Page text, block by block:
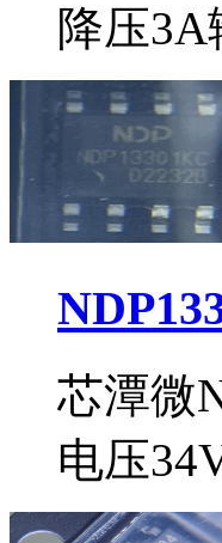
降压
芯潭微
电压